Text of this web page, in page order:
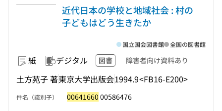
近代日本の学校と地域社会 : 村の
子どもはどう生きたか
紙 デジタル 図書 障害者向け資料あり
土方苑子 著東京大学出版会1994.9<FB16-E200>
国立国会図書館 全国の図書館
件名（識別子） 00641660 00586476